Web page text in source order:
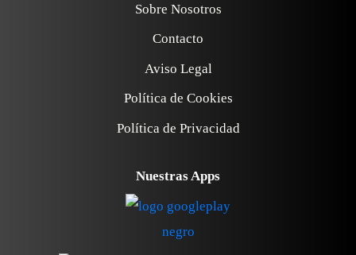
Sobre Nosotros
Contacto
Aviso Legal
Política de Cookies
Política de Privacidad
Nuestras Apps